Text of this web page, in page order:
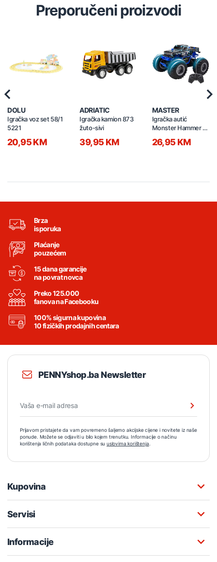
Preporučeni proizvodi
DOLU
Igračka voz set 58/1
5221
20,95 KM
ADRIATIC
Igračka kamion 873
žuto-sivi
39,95 KM
MASTER
Igračka autić
Monster Hammer na
21790029
26,95 KM
Brza
isporuka
Plaćanje
pouzećem
15 dana garancije
na povrat novca
Preko 125.000
fanova na Facebooku
100% sigurna kupovina
10 fizičkih prodajnih centara
PENNYshop.ba Newsletter
Prijavom pristajete da vam povremeno šaljemo akcijske cijene i novitete iz naše
ponude. Možete se odjaviti u bilo kojem trenutku. Informacije o načinu
korištenja ličnih podataka dostupne su uslovima korištenja.
Kupovina
Servisi
Informacije